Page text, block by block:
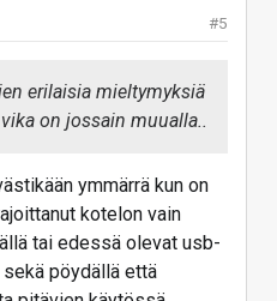
#5
erilaisia mieltymyksiä
on jossain muualla..
ymmärrä kun on
kotelon vain
tai edessä olevat usb-
pöydällä että